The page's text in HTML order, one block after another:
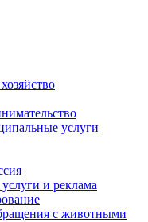
услуги
и реклама
с животными